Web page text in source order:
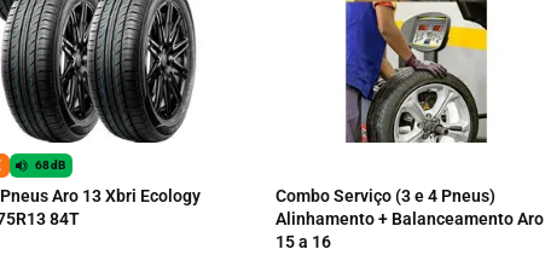
68dB
Aro 13 Xbri Ecology
84T
Combo Serviço (3 e 4 Pneus)
Alinhamento + Balanceamento Aro
15 a 16